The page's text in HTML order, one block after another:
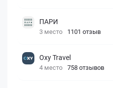
ПАРИ
3 место 1101 отзыв
Oxy Travel
4 место 758 отзывов